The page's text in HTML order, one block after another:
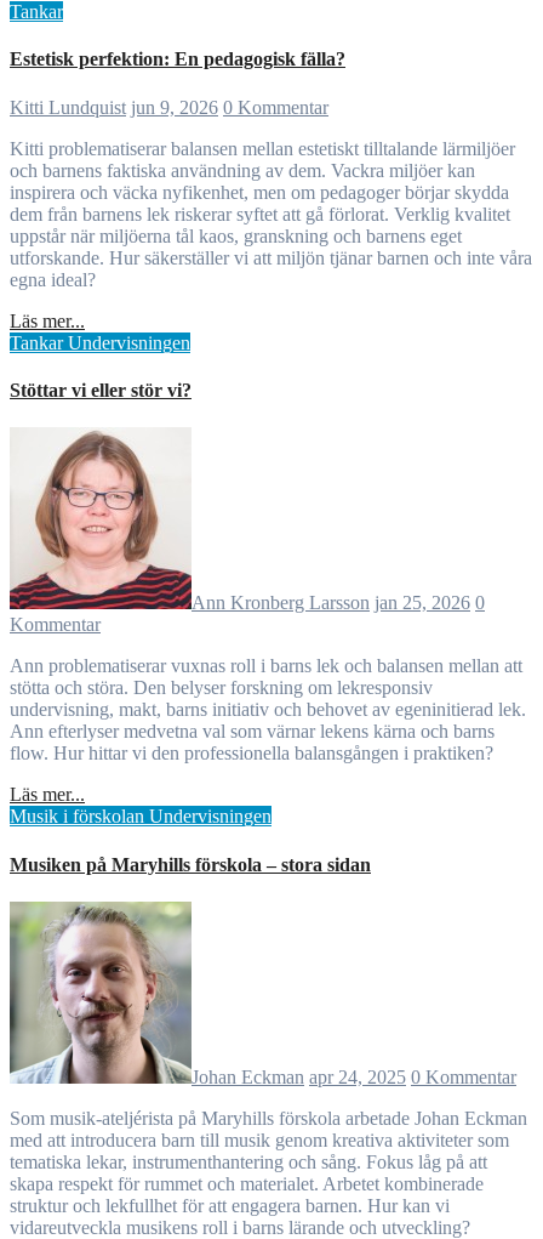
Tankar
Estetisk perfektion: En pedagogisk fälla?
Kitti Lundquist jun 9, 2026 0 Kommentar
Kitti problematiserar balansen mellan estetiskt tilltalande lärmiljöer
och barnens faktiska användning av dem. Vackra miljöer kan
inspirera och väcka nyfikenhet, men om pedagoger börjar skydda
dem från barnens lek riskerar syftet att gå förlorat. Verklig kvalitet
uppstår när miljöerna tål kaos, granskning och barnens eget
utforskande. Hur säkerställer vi att miljön tjänar barnen och inte våra
egna ideal?
Läs mer...
TankarUndervisningen
Stöttar vi eller stör vi?
Ann Kronberg Larsson jan 25, 2026 0
Kommentar
Ann problematiserar vuxnas roll i barns lek och balansen mellan att
stötta och störa. Den belyser forskning om lekresponsiv
undervisning, makt, barns initiativ och behovet av egeninitierad lek.
Ann efterlyser medvetna val som värnar lekens kärna och barns
flow. Hur hittar vi den professionella balansgången i praktiken?
Läs mer...
Musik i förskolan Undervisningen
Musiken på Maryhills förskola – stora sidan
Johan Eckman apr 24, 2025 0 Kommentar
Som musik-ateljérista på Maryhills förskola arbetade Johan Eckman
med att introducera barn till musik genom kreativa aktiviteter som
tematiska lekar, instrumenthantering och sång. Fokus låg på att
skapa respekt för rummet och materialet. Arbetet kombinerade
struktur och lekfullhet för att engagera barnen. Hur kan vi
vidareutveckla musikens roll i barns lärande och utveckling?